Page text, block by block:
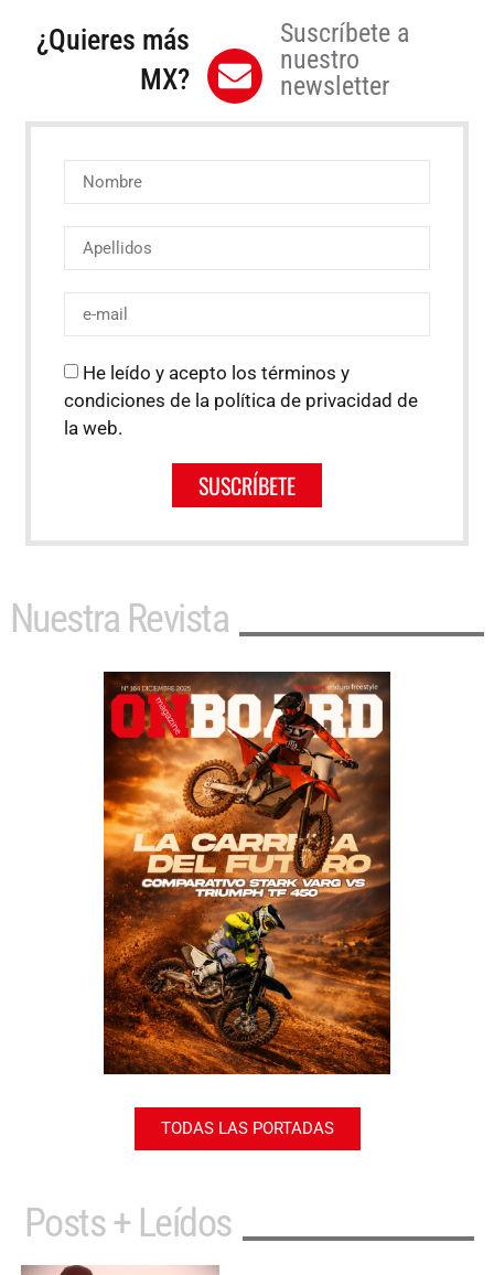
¿Quieres más
MX?
Suscríbete a
nuestro
newsletter
He leído y acepto los términos y
condiciones de la política de privacidad de
la web.
SUSCRÍBETE
Nuestra Revista
TODAS LAS PORTADAS
Posts + Leídos